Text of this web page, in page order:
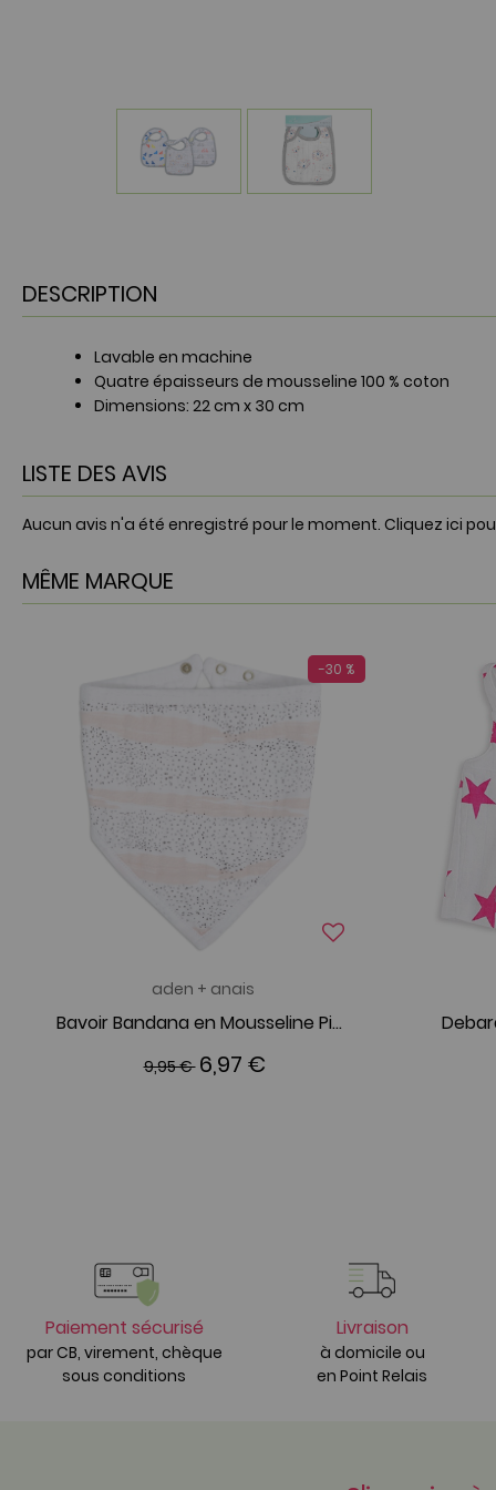
DESCRIPTION
Lavable en machine
Quatre épaisseurs de mousseline 100 % coton
Dimensions: 22 cm x 30 cm
LISTE DES AVIS
Aucun avis n'a été enregistré pour le moment. Cliquez ici
MÊME MARQUE
-30 %
aden + anais
Bavoir Bandana en Mousseline Picked for you
9,95 € 6,97 €
Paiement sécurisé
par CB, virement, chèque
sous conditions
Livraison
à domicile ou
en Point Relais